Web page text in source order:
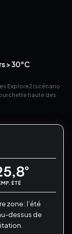
> 30°C
Explore2 (scénario
haute des
°
ÉTÉ
zone : l’été
dessus de